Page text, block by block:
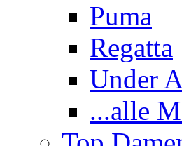
Puma
Regatta
Under
...alle